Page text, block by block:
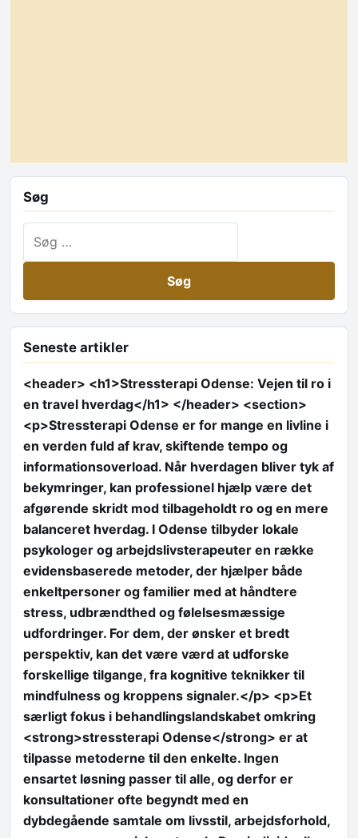
Søg
Seneste artikler
<header> <h1>Stressterapi Odense: Vejen til ro i
en travel hverdag</h1> </header> <section>
<p>Stressterapi Odense er for mange en livline i
en verden fuld af krav, skiftende tempo og
informationsoverload. Når hverdagen bliver tyk af
bekymringer, kan professionel hjælp være det
afgørende skridt mod tilbageholdt ro og en mere
balanceret hverdag. I Odense tilbyder lokale
psykologer og arbejdslivsterapeuter en række
evidensbaserede metoder, der hjælper både
enkeltpersoner og familier med at håndtere
stress, udbrændthed og følelsesmæssige
udfordringer. For dem, der ønsker et bredt
perspektiv, kan det være værd at udforske
forskellige tilgange, fra kognitive teknikker til
mindfulness og kroppens signaler.</p> <p>Et
særligt fokus i behandlingslandskabet omkring
<strong>stressterapi Odense</strong> er at
tilpasse metoderne til den enkelte. Ingen
ensartet løsning passer til alle, og derfor er
konsultationer ofte begyndt med en
dybdegående samtale om livsstil, arbejdsforhold,